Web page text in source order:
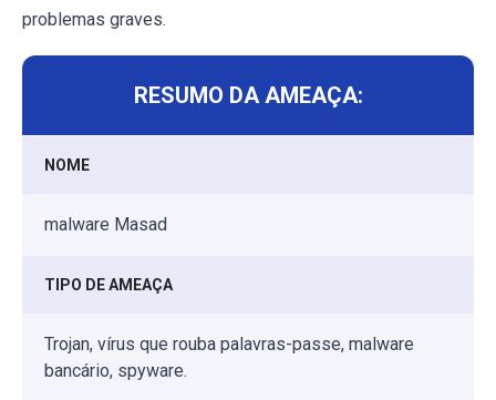
problemas graves.
RESUMO DA AMEAÇA:
NOME
malware Masad
TIPO DE AMEAÇA
Trojan, vírus que rouba palavras-passe, malware
bancário, spyware.